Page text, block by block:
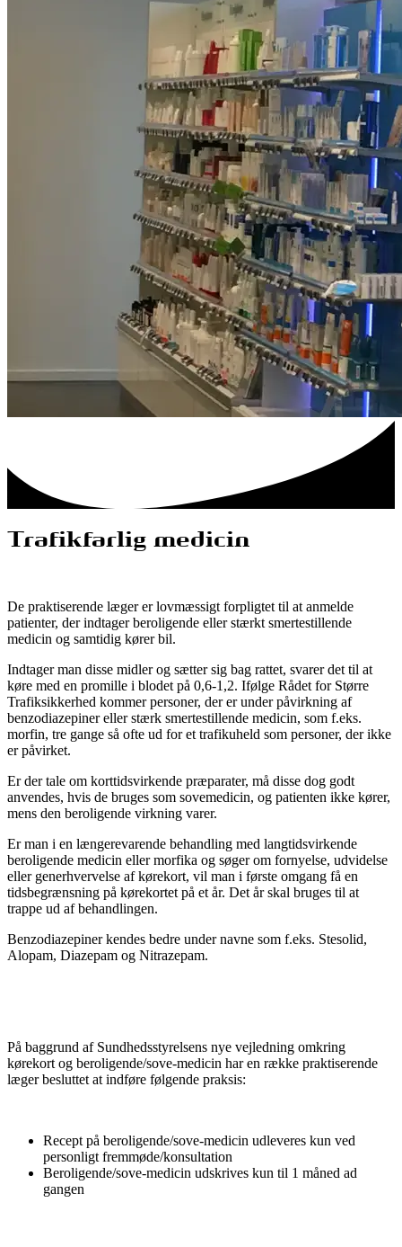
Trafikfarlig medicin
De praktiserende læger er lovmæssigt forpligtet til at anmelde
patienter, der indtager beroligende eller stærkt smertestillende
medicin og samtidig kører bil.
Indtager man disse midler og sætter sig bag rattet, svarer det til at
køre med en promille i blodet på 0,6-1,2. Ifølge Rådet for Større
Trafiksikkerhed kommer personer, der er under påvirkning af
benzodiazepiner eller stærk smertestillende medicin, som f.eks.
morfin, tre gange så ofte ud for et trafikuheld som personer, der ikke
er påvirket.
Er der tale om korttidsvirkende præparater, må disse dog godt
anvendes, hvis de bruges som sovemedicin, og patienten ikke kører,
mens den beroligende virkning varer.
Er man i en længerevarende behandling med langtidsvirkende
beroligende medicin eller morfika og søger om fornyelse, udvidelse
eller generhvervelse af kørekort, vil man i første omgang få en
tidsbegrænsning på kørekortet på et år. Det år skal bruges til at
trappe ud af behandlingen.
Benzodiazepiner kendes bedre under navne som f.eks. Stesolid,
Alopam, Diazepam og Nitrazepam.
På baggrund af Sundhedsstyrelsens nye vejledning omkring
kørekort og beroligende/sove-medicin har en række praktiserende
læger besluttet at indføre følgende praksis:
Recept på beroligende/sove-medicin udleveres kun ved
personligt fremmøde/konsultation
Beroligende/sove-medicin udskrives kun til 1 måned ad
gangen